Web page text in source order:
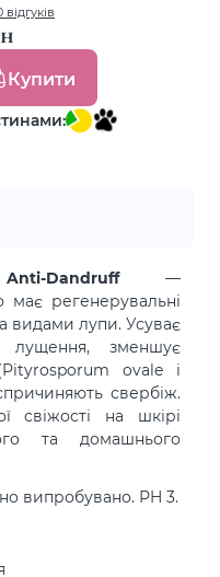
відгуків
Купити
Dandruff—
регенерувальні
видами лупи. Усуває
лущення, зменшує
(Pityrosporum ovale і
свербіж.
свіжості на шкірі
та домашнього
випробувано. РH 3.